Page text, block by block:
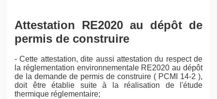
Attestation RE2020 au dépôt de
permis de construire
- Cette attestation, dite aussi attestation du respect de
la réglementation environnementale RE2020 au dépôt
de la demande de permis de construire ( PCMI 14-2 ),
doit être établie suite à la réalisation de l'étude
thermique réglementaire;